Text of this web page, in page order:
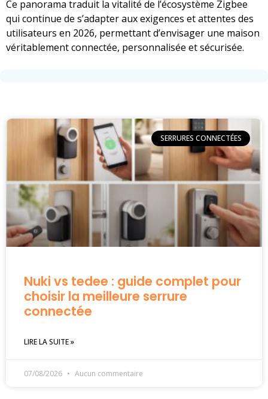
Ce panorama traduit la vitalité de l’écosystème Zigbee
qui continue de s’adapter aux exigences et attentes des
utilisateurs en 2026, permettant d’envisager une maison
véritablement connectée, personnalisée et sécurisée.
SERRURES CONNECTÉES
Nuki vs tedee : guide complet pour
choisir la meilleure serrure
connectée
LIRE LA SUITE »
07/08/2026 Aucun commentaire